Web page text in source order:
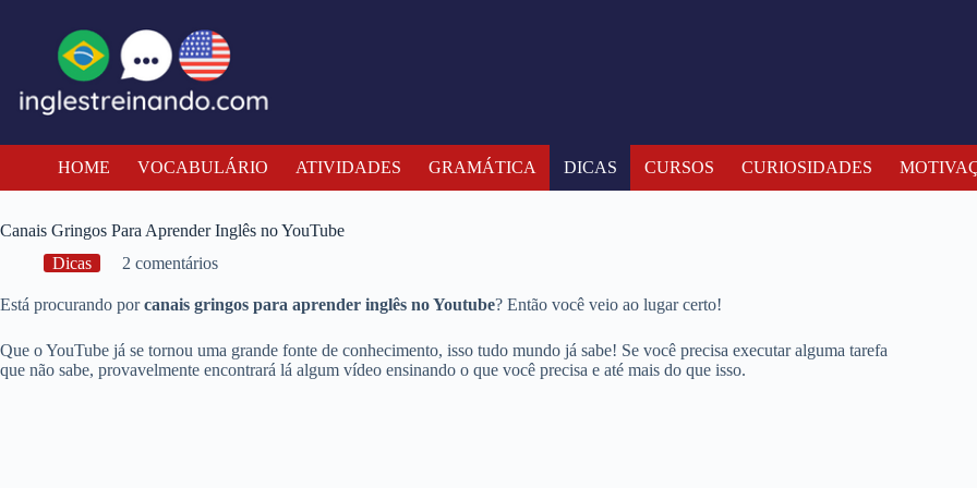
conteúdo
HOME VOCABULÁRIO ATIVIDADES GRAMÁTICA DICAS CURSOS CURIOSIDADES
Canais Gringos Para Aprender Inglês no YouTube
Dicas
2 comentários
Está procurando porcanais gringos para aprender inglês no Youtube? Então você veio ao lugar certo!
Que o YouTube já se tornou uma grande fonte de conhecimento, isso tudo mundo já sabe! Se você precisa executar alguma tarefa
que não sabe, provavelmente encontrará lá algum vídeo ensinando o que você precisa e até mais do que isso.